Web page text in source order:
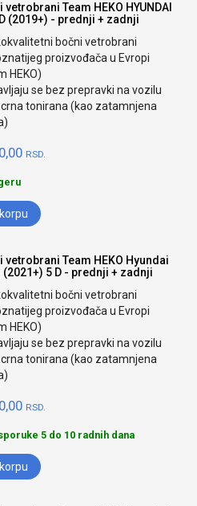
vetrobrani Team HEKO HYUNDAI
(2019+) - prednji + zadnji
bočni vetrobrani
proizvođača u Evropi
HEKO)
se bez prepravki na vozilu
crna tonirana (kao zatamnjena
RSD.
vetrobrani Team HEKO Hyundai
(2021+) 5 D - prednji + zadnji
bočni vetrobrani
proizvođača u Evropi
HEKO)
se bez prepravki na vozilu
crna tonirana (kao zatamnjena
RSD.
5 do 10 radnih dana